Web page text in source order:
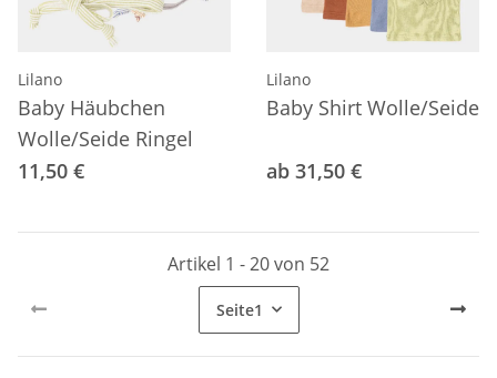
Lilano
Baby Häubchen
Wolle/Seide Ringel
11,50 €
Lilano
Baby Shirt Wolle/Seide
ab 31,50 €
Artikel 1 - 20 von 52
Seite1